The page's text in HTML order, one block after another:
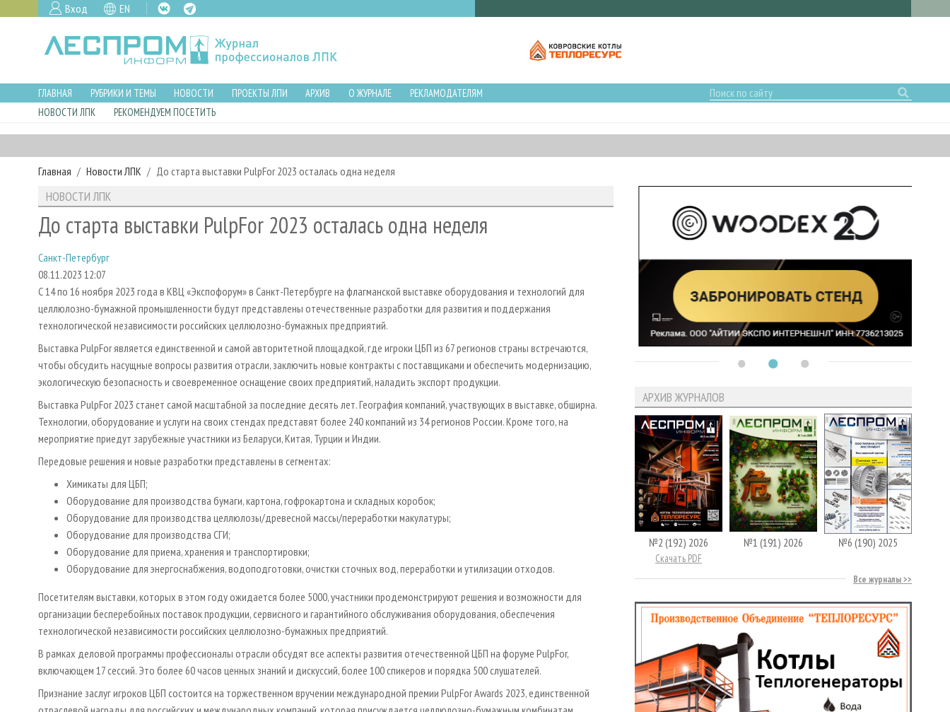
Вход EN
ГЛАВНАЯ РУБРИКИ И ТЕМЫ НОВОСТИ ПРОЕКТЫ ЛПИ АРХИВ О ЖУРНАЛЕ
РЕКЛАМОДАТЕЛЯМ
НОВОСТИ ЛПК
РЕКОМЕНДУЕМ ПОСЕТИТЬ
Главная Новости ЛПК До старта выставки PulpFor 2023 осталась одна неделя
НОВОСТИ ЛПК
До старта выставки PulpFor 2023 осталась одна неделя
Санкт-Петербург
08.11.2023 12:07
С 14 по 16 ноября 2023 года в КВЦ «Экспофорум» в Санкт-Петербурге на флагманской выставке оборудования и технологий для
целлюлозно-бумажной промышленности будут представлены отечественные разработки для развития и поддержания
технологической независимости российских целлюлозно-бумажных предприятий.
Выставка PulpFor является единственной и самой авторитетной площадкой, где игроки ЦБП из 67 регионов страны встречаются,
чтобы обсудить насущные вопросы развития отрасли, заключить новые контракты с поставщиками и обеспечить модернизацию,
экологическую безопасность и своевременное оснащение своих предприятий, наладить экспорт продукции.
Выставка PulpFor 2023 станет самой масштабной за последние десять лет. География компаний, участвующих в выставке, обширна.
Технологии, оборудование и услуги на своих стендах представят более 240 компаний из 34 регионов России. Кроме того, на
мероприятие приедут зарубежные участники из Беларуси, Китая, Турции и Индии.
Передовые решения и новые разработки представлены в сегментах:
Xимикаты для ЦБП;
Оборудование для производства бумаги, картона, гофрокартона и складных коробок;
Оборудование для производства целлюлозы/древесной массы/переработки макулатуры;
Оборудование для производства СГИ;
Оборудование для приема, хранения и транспортировки;
Оборудование для энергоснабжения, водоподготовки, очистки сточных вод, переработки и утилизации отходов.
Посетителям выставки, которых в этом году ожидается более 5000, участники продемонстрируют решения и возможности для
организации бесперебойных поставок продукции, сервисного и гарантийного обслуживания оборудования, обеспечения
технологической независимости российских целлюлозно-бумажных предприятий.
В рамках деловой программы профессионалы отрасли обсудят все аспекты развития отечественной ЦБП на форуме PulpFor,
включающем 17 сессий. Это более 60 часов ценных знаний и дискуссий, более 100 спикеров и порядка 500 слушателей.
Признание заслуг игроков ЦБП состоится на торжественном вручении международной премии PulpFor Awards 2023, единственной
АРХИВ ЖУРНАЛОВ
№2 (192) 2026
Скачать PDF
№1 (191) 2026 №6 (190) 2025
Все журналы